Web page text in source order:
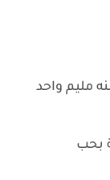
مليم واحد
بحب